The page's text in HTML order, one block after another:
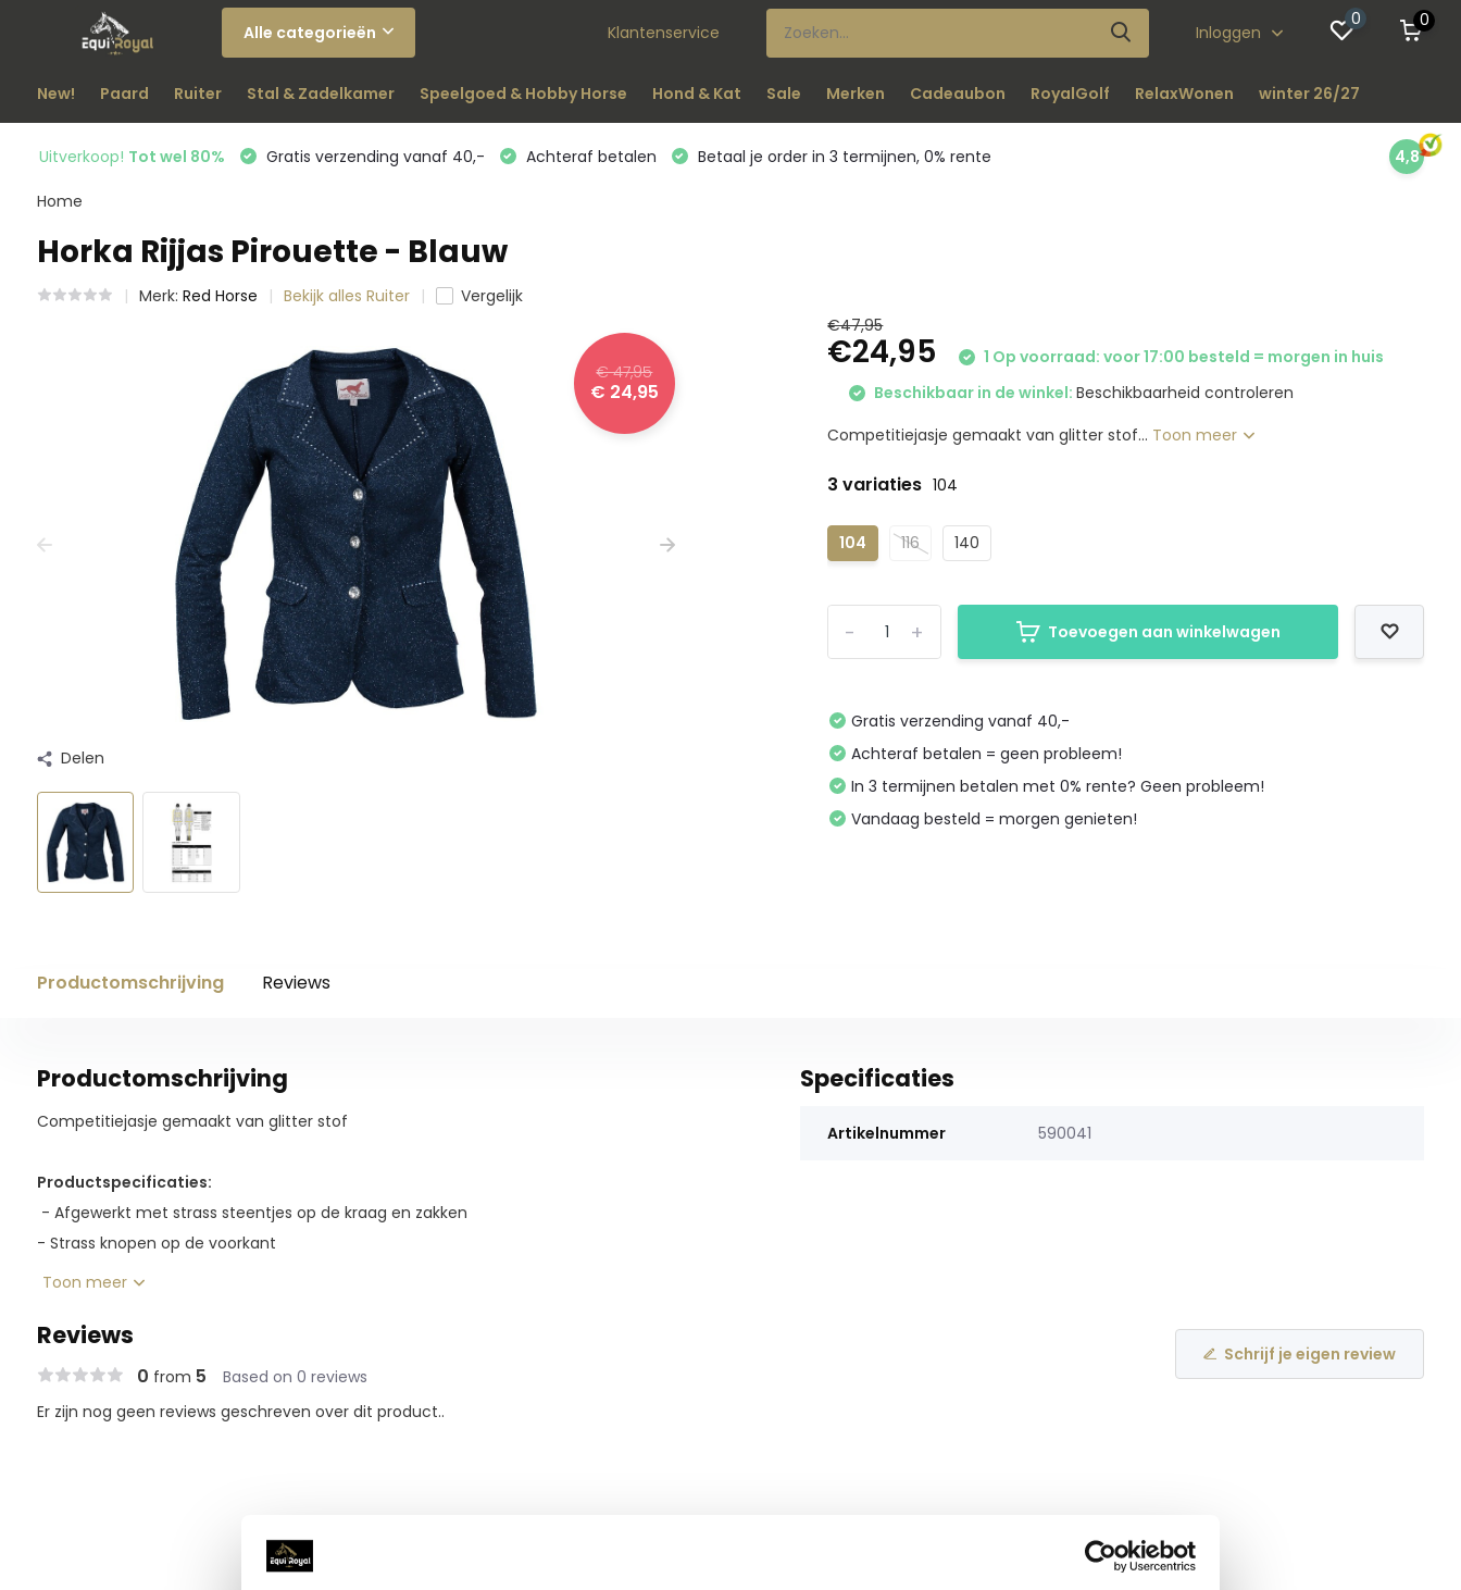
Alle categorieën Klantenservice Inloggen
0 0
New! Paard Ruiter Stal & Zadelkamer Speelgoed & Hobby Horse Hond & Kat Sale Merken Cadeaubon RoyalGolf RelaxWonen winter 26/27
Uitverkoop! Tot wel 80% Gratis verzending vanaf 40,- Achteraf betalen Betaal je order in 3 termijnen, 0% rente 4,8
Home
Horka Rijjas Pirouette - Blauw
Merk: Red Horse Bekijk alles Ruiter Vergelijk
€ 47,95
€ 24,95
Delen
€47,95
€24,95
1 Op voorraad: voor 17:00 besteld = morgen in huis
Beschikbaar in de winkel:Beschikbaarheid controleren
Competitiejasje gemaakt van glitter stof... Toon meer
3 variaties 104
104 116 140
+
- Toevoegen aan winkelwagen
Gratis verzending vanaf 40,-
Achteraf betalen = geen probleem!
In 3 termijnen betalen met 0% rente? Geen probleem!
Vandaag besteld = morgen genieten!
Productomschrijving Reviews
Productomschrijving
Competitiejasje gemaakt van glitter stof
Productspecificaties:
- Afgewerkt met strass steentjes op de kraag en zakken
- Strass knopen op de voorkant
Toon meer
Specificaties
Artikelnummer 590041
Reviews
0 from 5 Based on 0 reviews
Schrijf je eigen review
Er zijn nog geen reviews geschreven over dit product..